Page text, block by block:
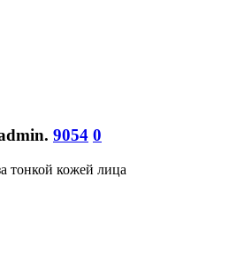
. 9054 0